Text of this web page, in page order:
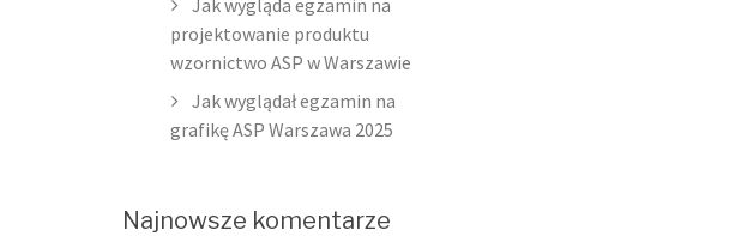
Jak wygląda egzamin na
projektowanie produktu
wzornictwo ASP w Warszawie
Jak wyglądał egzamin na
grafikę ASP Warszawa 2025
Najnowsze komentarze